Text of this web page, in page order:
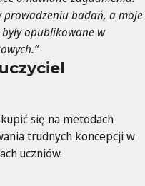
prowadzeniu badań, a moje
opublikowane w
się na metodach
trudnych koncepcji w
uczniów.